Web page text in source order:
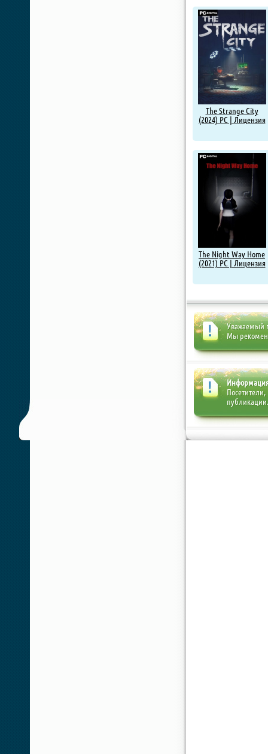
The Strange City
(2024) PC | Лицензия
The Night Way Home
(2021) PC | Лицензия
Уважаемый
Мы
публикации.